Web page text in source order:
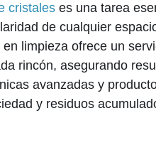
cristales es una tarea
de cualquier
limpieza ofrece un
rincón, asegurando
avanzadas y
y residuos